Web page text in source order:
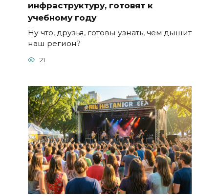
инфраструктуру, готовят к
учебному году
Ну что, друзья, готовы узнать, чем дышит
наш регион?
21